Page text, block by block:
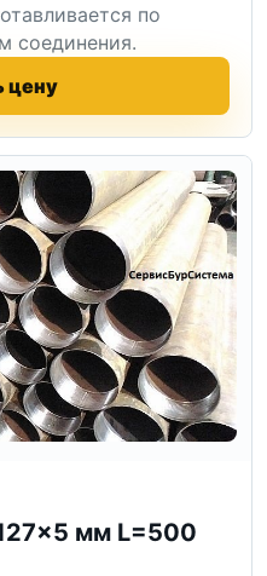
по
соединения.
цену
мм L=500